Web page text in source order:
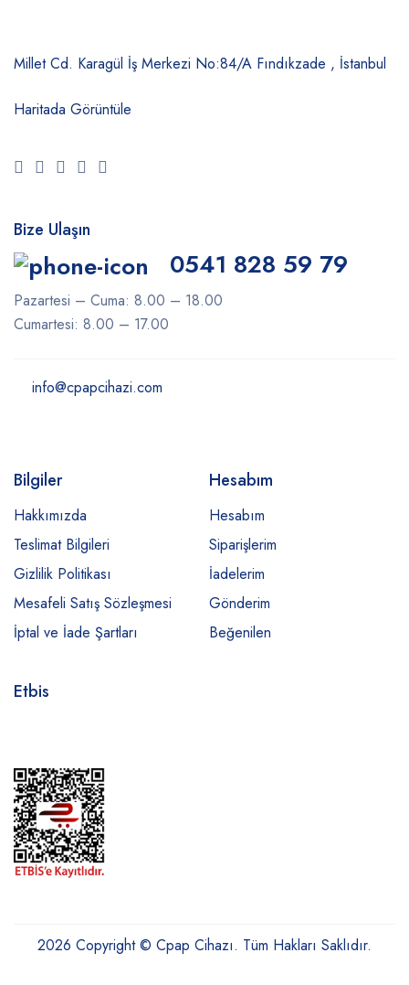
Millet Cd. Karagül İş Merkezi No:84/A Fındıkzade , İstanbul
Haritada Görüntüle
Bize Ulaşın
0541 828 59 79
Pazartesi – Cuma: 8.00 – 18.00
Cumartesi: 8.00 – 17.00
info@cpapcihazi.com
Bilgiler
Hakkımızda
Teslimat Bilgileri
Gizlilik Politikası
Mesafeli Satış Sözleşmesi
İptal ve İade Şartları
Hesabım
Hesabım
Siparişlerim
İadelerim
Gönderim
Beğenilen
Etbis
2026 Copyright © Cpap Cihazı. Tüm Hakları Saklıdır.